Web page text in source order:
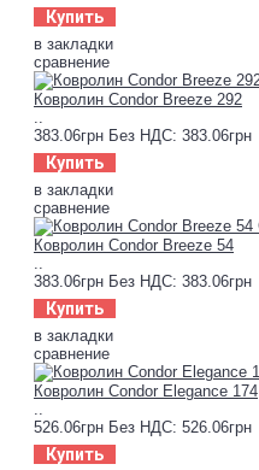
Купить
в закладки
сравнение
Ковролин Condor Breeze 292
383.06грн Без НДС: 383.06грн
Купить
в закладки
сравнение
Ковролин Condor Breeze 54
383.06грн Без НДС: 383.06грн
Купить
в закладки
сравнение
Ковролин Condor Elegance 174
526.06грн Без НДС: 526.06грн
Купить